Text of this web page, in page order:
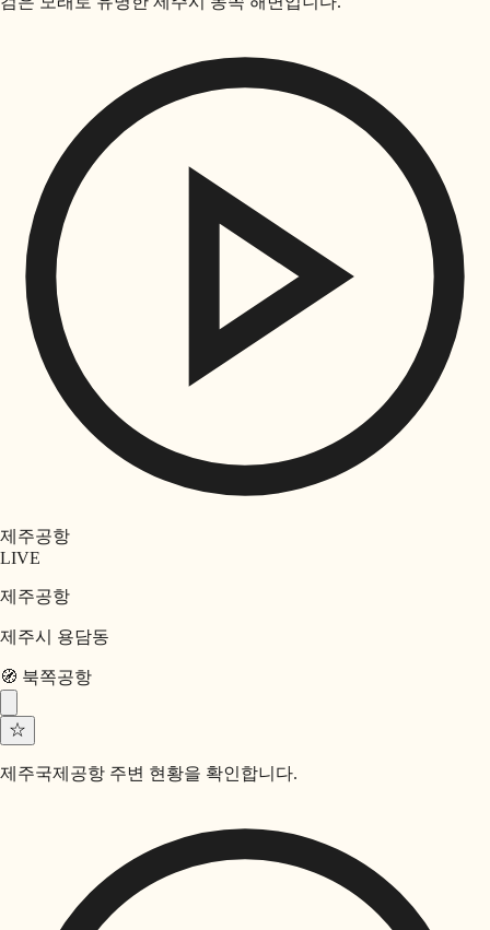
제주공항
LIVE
제주공항
제주시 용담동
🧭 북쪽공항
☆
제주국제공항 주변 현황을 확인합니다.